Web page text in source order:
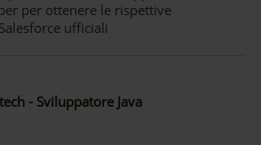
per ottenere le rispettive
ufficiali
- Sviluppatore Java